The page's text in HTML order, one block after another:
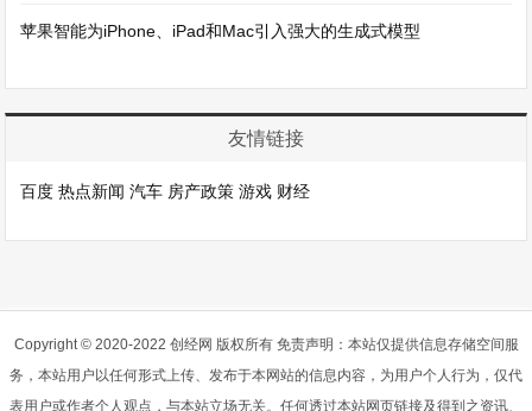
苹果智能为iPhone、iPad和Mac引入强大的生成式模型
友情链接
百度 热点新闻 汽车 房产政策 游戏 财经
Copyright © 2020-2022 创经网 版权所有 免责声明：本站仅提供信息存储空间服
务，本站用户以任何形式上传、发布于本网站的信息内容，为用户个人行为，仅代
表用户或作者个人观点，与本站立场无关。任何透过本站网页链接及得到之资讯、